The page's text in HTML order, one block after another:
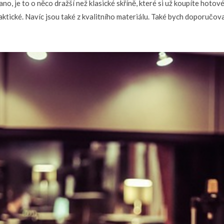
je to o něco dražší než klasické skříně, které si už koupíte
Navíc jsou také z kvalitního materiálu. Také bych